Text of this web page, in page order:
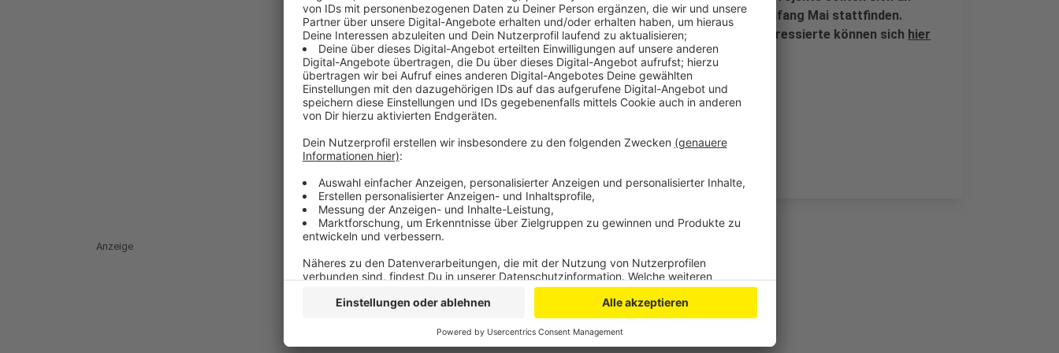
möglichst viele Menschen richten und in der Europawoche Anfang Mai stattfinden.
Einsendeschluss für die Bewerbungen ist der 22.01.2021, Interessierte können sich hier
bewerben.
Veröffentlicht:Freitag, 20.11.2020 05:18
Anzeige